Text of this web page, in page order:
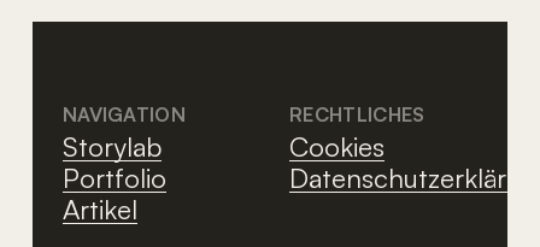
NAVIGATION
Storylab
Portfolio
Artikel
RECHTLICHES
Cookies